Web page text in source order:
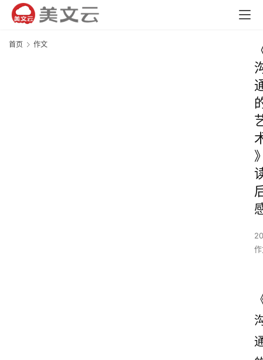
首页 作文